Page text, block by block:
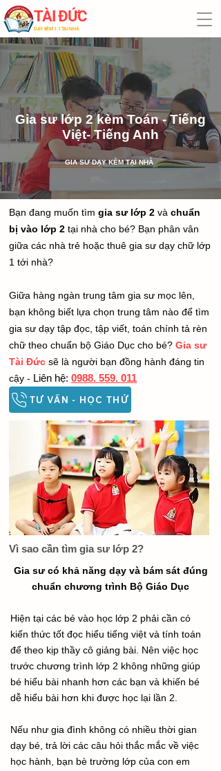
TÀI ĐỨC
​DẠY KÈM 1:1 TẠI NHÀ
Gia sư lớp 2 kèm Toán - Tiếng
Việt- Tiếng Anh
​GIA SƯ DẠY KÈM TẠI NHÀ
Bạn đang muốn tìm gia sư lớp 2 và chuẩn
bị vào lớp 2 tại nhà cho bé? Bạn phân vân
giữa các nhà trẻ hoặc thuê gia sư dạy chữ lớp
1 tới nhà?
Giữa hàng ngàn trung tâm gia sư mọc lên,
bạn không biết lựa chọn trung tâm nào để tìm
gia sư dạy tập đọc, tập viết, toán chính tả rèn
chữ theo chuẩn bộ Giáo Dục cho bé? Gia sư
Tài Đức sẽ là người bạn đồng hành đáng tin
cậy - Liên hệ: 0988. 559. 011
TƯ VẤN - HỌC THỬ
Vì sao cần tìm gia sư lớp 2?
Gia sư có khả năng dạy và bám sát đúng
chuẩn chương trình Bộ Giáo Dục
Hiện tại các bé vào học lớp 2 phải cần có
kiến thức tốt đọc hiểu tiếng việt và tính toán
để theo kịp thầy cô giảng bài. Nên việc học
trước chương trình lớp 2 không những giúp
bé hiểu bài nhanh hơn các bạn và khiến bé
dễ hiểu bài hơn khi được học lại lần 2.
Nếu như gia đình không có nhiều thời gian
dạy bé, trả lời các câu hỏi thắc mắc về việc
học hành, bạn bè trường lớp của con em